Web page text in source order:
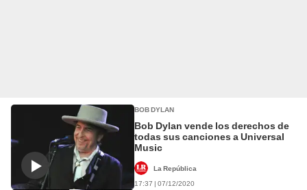
BOB DYLAN
Bob Dylan vende los derechos de
todas sus canciones a Universal
Music
La República
17:37 | 07/12/2020